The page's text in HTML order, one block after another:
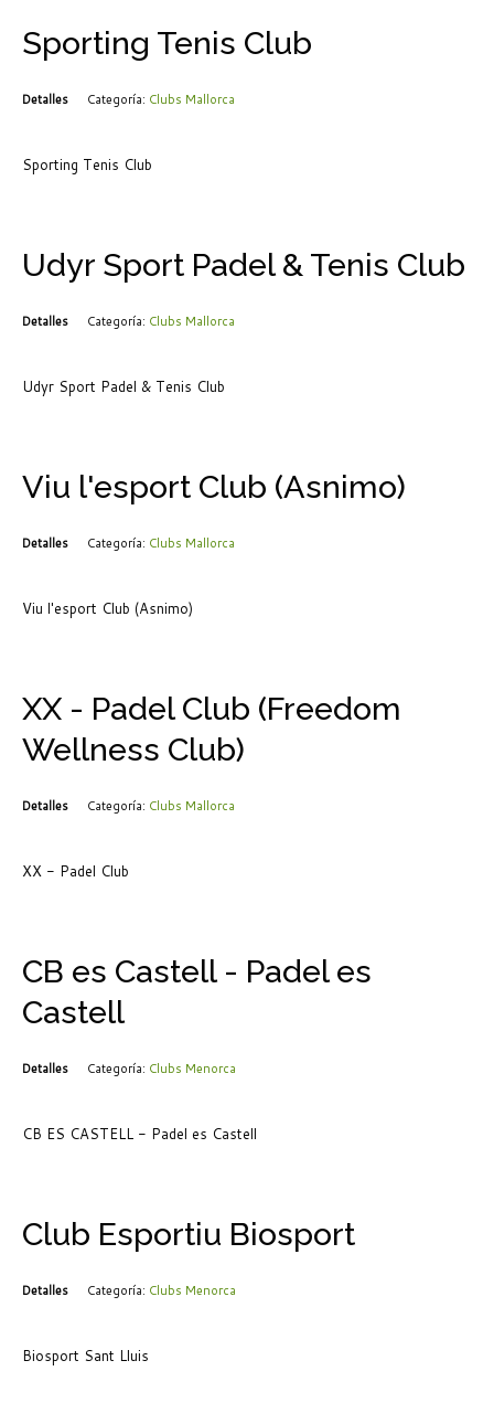
Sporting Tenis Club
Detalles Categoría: Clubs Mallorca
Sporting Tenis Club
Udyr Sport Padel & Tenis Club
Detalles Categoría: Clubs Mallorca
Udyr Sport Padel & Tenis Club
Viu l'esport Club (Asnimo)
Detalles Categoría: Clubs Mallorca
Viu l'esport Club (Asnimo)
XX - Padel Club (Freedom
Wellness Club)
Detalles Categoría: Clubs Mallorca
XX - Padel Club
CB es Castell - Padel es
Castell
Detalles Categoría: Clubs Menorca
CB ES CASTELL - Padel es Castell
Club Esportiu Biosport
Detalles Categoría: Clubs Menorca
Biosport Sant Lluis